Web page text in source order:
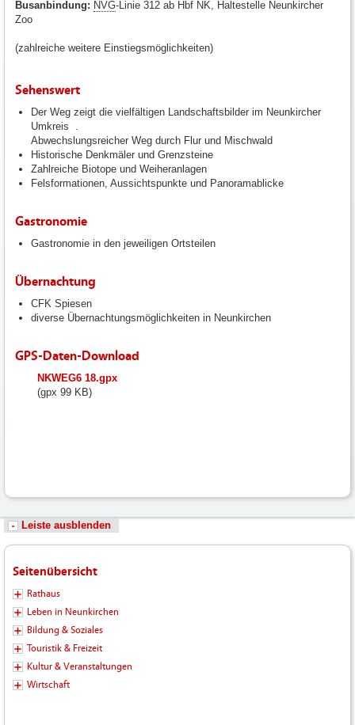
Busanbindung: NVG-Linie 312 ab Hbf NK, Haltestelle Neunkircher
Zoo
(zahlreiche weitere Einstiegsmöglichkeiten)
Sehenswert
Der Weg zeigt die vielfältigen Landschaftsbilder im Neunkircher
Umkreis .
Abwechslungsreicher Weg durch Flur und Mischwald
Historische Denkmäler und Grenzsteine
Zahlreiche Biotope und Weiheranlagen
Felsformationen, Aussichtspunkte und Panoramablicke
Gastronomie
Gastronomie in den jeweiligen Ortsteilen
Übernachtung
CFK Spiesen
diverse Übernachtungsmöglichkeiten in Neunkirchen
GPS-Daten-Download
fileadmin/user_upload/neunkirchen/10_Dateien-
Hochladen/102_Dateien-
NKWEG6 18.gpx
(gpx 99 KB)
Leiste ausblenden
Seitenübersicht
Rathaus
Leben in Neunkirchen
Bildung & Soziales
Touristik & Freizeit
Kultur & Veranstaltungen
Wirtschaft